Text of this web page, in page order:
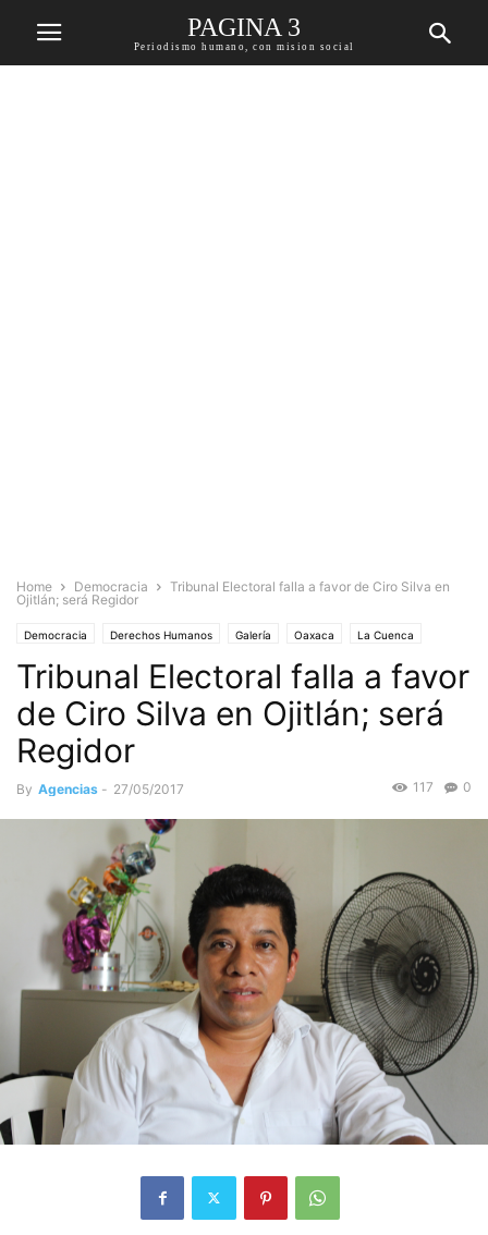
PAGINA 3
Periodismo humano, con mision social
Home Democracia
Tribunal Electoral falla a favor de Ciro Silva en
Ojitlán; será Regidor
Democracia Derechos Humanos Galería Oaxaca La Cuenca
Noticias
Tribunal Electoral falla a favor
de Ciro Silva en Ojitlán; será
Regidor
By Agencias - 27/05/2017 0
117